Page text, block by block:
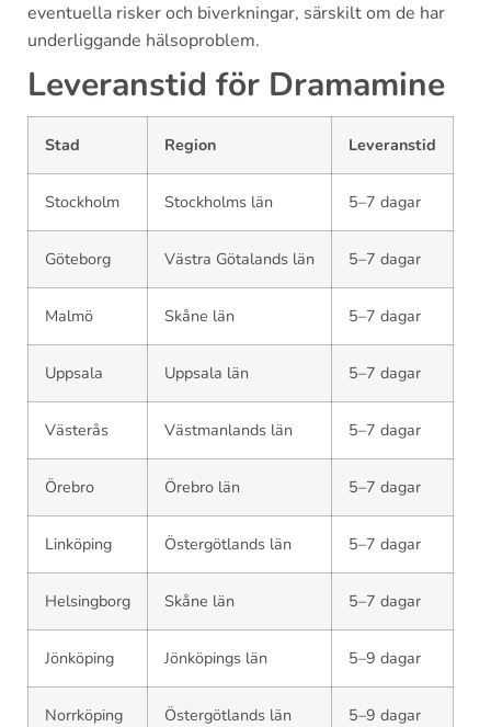
eventuella risker och biverkningar, särskilt om de har
underliggande hälsoproblem.
Leveranstid för Dramamine
Stad Region Leveranstid
Stockholm Stockholms län 5–7 dagar
Göteborg Västra Götalands län 5–7 dagar
Malmö Skåne län 5–7 dagar
Uppsala Uppsala län 5–7 dagar
Västerås Västmanlands län 5–7 dagar
Örebro Örebro län 5–7 dagar
Linköping Östergötlands län 5–7 dagar
Helsingborg Skåne län 5–7 dagar
Jönköping Jönköpings län 5–9 dagar
Norrköping Östergötlands län 5–9 dagar